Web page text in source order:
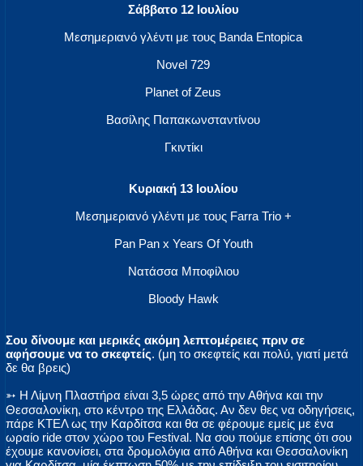
Σάββατο 12 Ιουλίου
Μεσημεριανό γλέντι με τους Banda Entopica
Novel 729
Planet of Zeus
Βασίλης Παπακωνσταντίνου
Γκιντίκι
Κυριακή 13 Ιουλίου
Μεσημεριανό γλέντι με τους Farra Trio +
Pan Pan x Years Of Youth
Νατάσσα Μποφίλιου
Bloody Hawk
Σου δίνουμε και μερικές ακόμη λεπτομέρειες πριν σε
αφήσουμε να το σκεφτείς. (μη το σκεφτείς και πολύ, γιατί μετά
δε θα βρεις)
➳ Η Λίμνη Πλαστήρα είναι 3,5 ώρες από την Αθήνα και την
Θεσσαλονίκη, στο κέντρο της Ελλάδας. Αν δεν θες να οδηγήσεις,
πάρε ΚΤΕΛ ως την Καρδίτσα και θα σε φέρουμε εμείς με ένα
ωραίο ride στον χώρο του Festival. Να σου πούμε επίσης ότι σου
έχουμε κανονίσει, στα δρομολόγια από Αθήνα και Θεσσαλονίκη